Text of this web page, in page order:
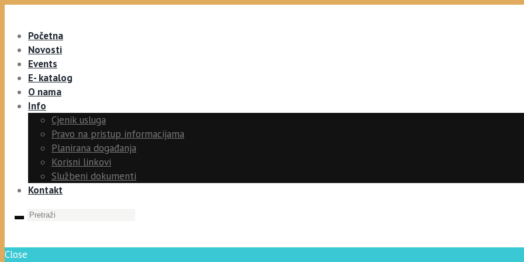
Početna
Novosti
Events
E- katalog
O nama
Info
Cjenik usluga
Pravo na pristup informacijama
Planirana događanja
Korisni linkovi
Službeni dokumenti
Kontakt
Close